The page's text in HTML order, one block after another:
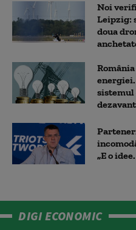
Noi
Leipzig:
doua
sistemul
„E o
DIGI ECONOMIC